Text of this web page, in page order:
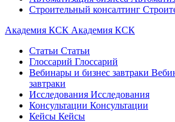
Строительный консалтинг
Академия КСК Академия КСК
Статьи Статьи
Глоссарий Глоссарий
Вебинары и бизнес завтраки
завтраки
Исследования Исследования
Консультации Консультации
Кейсы Кейсы